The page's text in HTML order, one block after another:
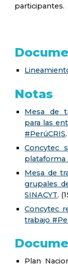
participantes.
Notas
Mesa de
para las
#PerúCRIS.
Concytec
plataforma
Mesa de
grupales
SINACYT.
Concytec
trabajo
Plan